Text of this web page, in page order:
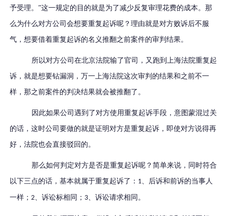
予受理。”这一规定的目的就是为了减少反复审理花费的成本。那
么为什么对方公司会想要重复起诉呢？理由就是对方败诉后不服
气，想要借着重复起诉的名义推翻之前案件的审判结果。
所以对方公司在北京法院输了官司，又跑到上海法院重复起
诉，就是想要钻漏洞，万一上海法院这次审判的结果和之前不一
样，那之前案件的判决结果就会被推翻了。
因此如果公司遇到了对方使用重复起诉手段，意图蒙混过关
的话，这时公司要做的就是证明对方是重复起诉，即使对方说得再
好，法院也会直接驳回的。
那么如何判定对方是否是重复起诉呢？简单来说，同时符合
以下三点的话，基本就属于重复起诉了： 1、后诉和前诉的当事人
一样；2、诉讼标相同； 3、诉讼请求相同。